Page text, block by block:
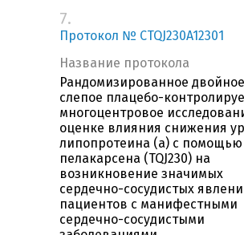
7.
Протокол № CTQJ230A12301
Название протокола
Рандомизированное двойное
слепое плацебо-
многоцентровое
оценке влияния снижения
липопротеина (a) с помощью
пелакарсена (TQJ230) на
возникновение значимых
сердечно-сосудистых
пациентов с манифестными
сердечно-сосудистыми